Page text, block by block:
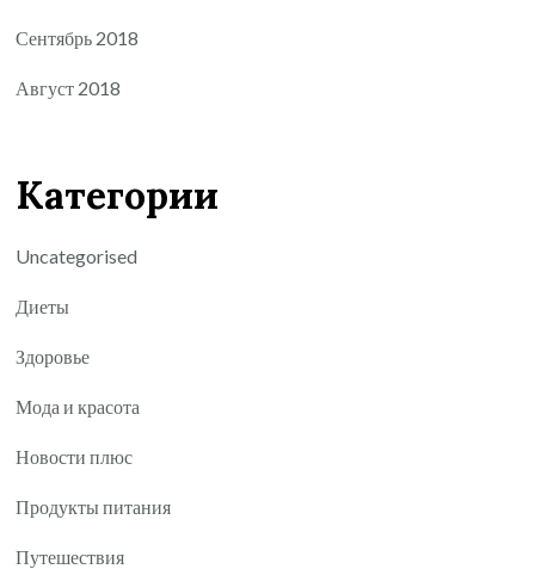
Сентябрь 2018
Август 2018
Категории
Uncategorised
Диеты
Здоровье
Мода и красота
Новости плюс
Продукты питания
Путешествия